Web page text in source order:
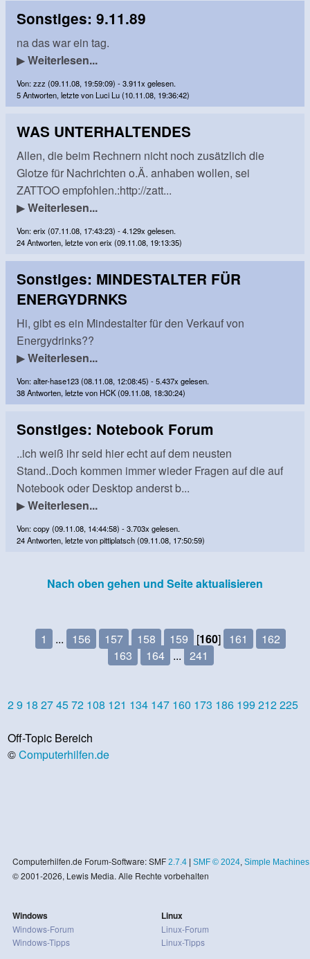
Sonstiges: 9.11.89
na das war ein tag.
▶Weiterlesen...
Von: zzz (09.11.08, 19:59:09) - 3.911x gelesen.
5 Antworten, letzte von Luci Lu (10.11.08, 19:36:42)
WAS UNTERHALTENDES
Allen, die beim Rechnern nicht noch zusätzlich die
Glotze für Nachrichten o.Ä. anhaben wollen, sei
ZATTOO empfohlen.:http://zatt...
▶Weiterlesen...
Von: erix (07.11.08, 17:43:23) - 4.129x gelesen.
24 Antworten, letzte von erix (09.11.08, 19:13:35)
Sonstiges: MINDESTALTER FÜR
ENERGYDRNKS
Hi, gibt es ein Mindestalter für den Verkauf von
Energydrinks??
▶Weiterlesen...
Von: alter-hase123 (08.11.08, 12:08:45) - 5.437x gelesen.
38 Antworten, letzte von HCK (09.11.08, 18:30:24)
Sonstiges: Notebook Forum
..ich weiß ihr seid hier echt auf dem neusten
Stand..Doch kommen immer wieder Fragen auf die auf
Notebook oder Desktop anderst b...
▶Weiterlesen...
Von: copy (09.11.08, 14:44:58) - 3.703x gelesen.
24 Antworten, letzte von pittiplatsch (09.11.08, 17:50:59)
Nach oben gehen und Seite aktualisieren
1 ... 156 157 158 159 [160] 161
162
163
164 ... 241
29 18 274572 108 121 134 147 160 173 186 199 212225
Off-Topic Bereich
©Computerhilfen.de
Computerhilfen.de Forum-Software: SMF 2.7.4| SMF © 2024, Simple Machines
© 2001-2026, Lewis Media. Alle Rechte vorbehalten
Windows
Windows-Forum
Windows-Tipps
Linux
Linux-Forum
Linux-Tipps